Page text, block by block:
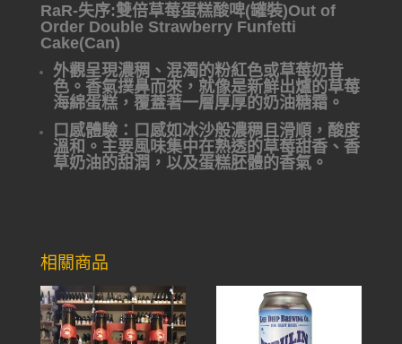
RaR-失序:雙倍草莓蛋糕酸啤(罐裝)Out of
Order Double Strawberry Funfetti
Cake(Can)
外觀呈現濃稠、混濁的粉紅色或草莓奶昔
色。香氣撲鼻而來，就像是新鮮出爐的草莓
海綿蛋糕，覆蓋著一層厚厚的奶油糖霜。
口感體驗：口感如冰沙般濃稠且滑順，酸度
溫和。主要風味集中在熟透的草莓甜香、香
草奶油的甜潤，以及蛋糕胚體的香氣。
相關商品